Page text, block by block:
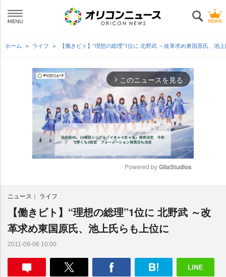
ホーム ライフ 【働きビト】“理想の総理”1位に 北野武 ～改革求め東国原氏、池
arrow_forward_ios このニュースを見る
e
Powered by GliaStudios
ニュース ライフ
【働きビト】“理想の総理”1位に 北野武 ～改
革求め東国原氏、池上氏らも上位に
2011-09-06 10:00